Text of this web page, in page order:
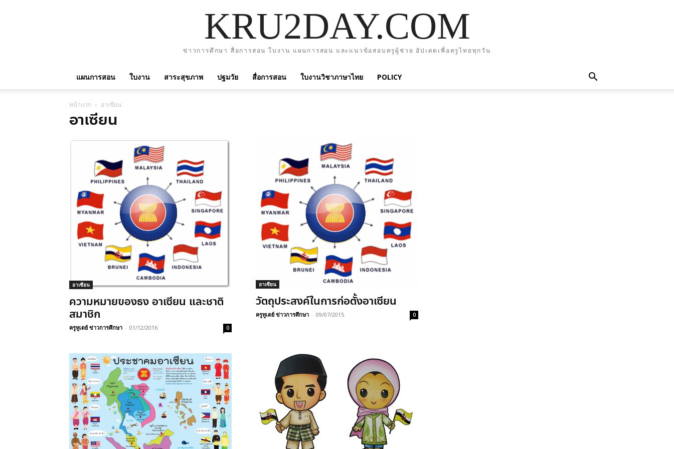
KRU2DAY.COM
ข่าวการศึกษา สื่อการสอน ใบงาน แผนการสอน และแนวข้อสอบครูผู้ช่วย อัปเดตเพื่อครูไทยทุกวัน
แผนการสอน ใบงาน สาระสุขภาพ ปฐมวัย สื่อการสอน ใบงานวิชาภาษาไทย POLICY
หน้าแรก อาเซียน
อาเซียน
อาเซียน
ความหมายของธง อาเซียน และชาติ
สมาชิก
ครูทูเดย์ ข่าวการศึกษา - 01/12/2016 0
อาเซียน
วัตถุประสงค์ในการก่อตั้งอาเซียน
ครูทูเดย์ ข่าวการศึกษา - 09/07/2015 0